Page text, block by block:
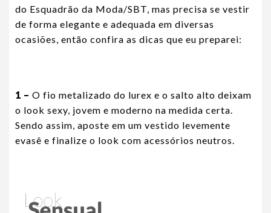
do Esquadrão da Moda/SBT, mas precisa se vestir
de forma elegante e adequada em diversas
ocasiões, então confira as dicas que eu preparei:
1 – O fio metalizado do lurex e o salto alto deixam
o look sexy, jovem e moderno na medida certa.
Sendo assim, aposte em um vestido levemente
evasê e finalize o look com acessórios neutros.